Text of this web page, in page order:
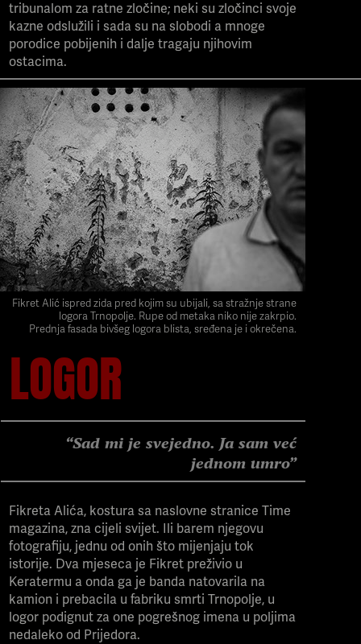
tribunalom za ratne zločine; neki su zločinci svoje
kazne odslužili i sada su na slobodi a mnoge
porodice pobijenih i dalje tragaju njihovim
ostacima.
Fikret Alić ispred zida pred kojim su ubijali, sa stražnje strane
logora Trnopolje. Rupe od metaka niko nije zakrpio.
Prednja fasada bivšeg logora blista, sređena je i okrečena.
LOGOR
“Sad mi je svejedno. Ja sam već
jednom umro”
Fikreta Alića, kostura sa naslovne stranice Time
magazina, zna cijeli svijet. Ili barem njegovu
fotografiju, jednu od onih što mijenjaju tok
istorije. Dva mjeseca je Fikret preživio u
Keratermu a onda ga je banda natovarila na
kamion i prebacila u fabriku smrti Trnopolje, u
logor podignut za one pogrešnog imena u poljima
nedaleko od Prijedora.